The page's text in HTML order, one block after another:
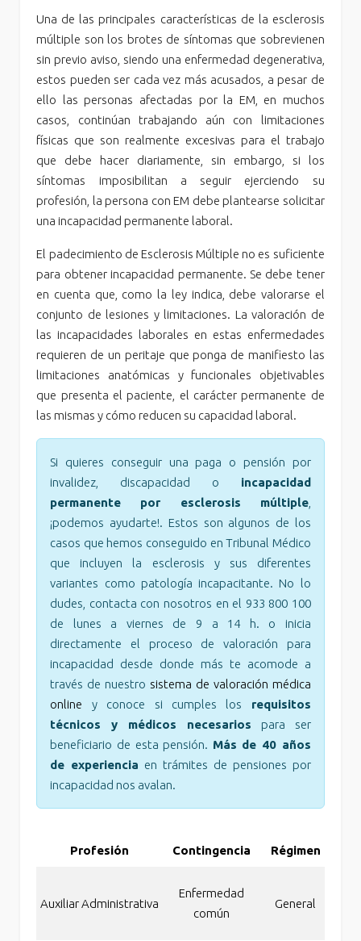
Una de las principales características de la esclerosis
múltiple son los brotes de síntomas que sobrevienen
sin previo aviso, siendo una enfermedad degenerativa,
estos pueden ser cada vez más acusados, a pesar de
ello las personas afectadas por la EM, en muchos
casos, continúan trabajando aún con limitaciones
físicas que son realmente excesivas para el trabajo
que debe hacer diariamente, sin embargo, si los
síntomas imposibilitan a seguir ejerciendo su
profesión, la persona con EM debe plantearse solicitar
una incapacidad permanente laboral.
El padecimiento de Esclerosis Múltiple no es suficiente
para obtener incapacidad permanente. Se debe tener
en cuenta que, como la ley indica, debe valorarse el
conjunto de lesiones y limitaciones. La valoración de
las incapacidades laborales en estas enfermedades
requieren de un peritaje que ponga de manifiesto las
limitaciones anatómicas y funcionales objetivables
que presenta el paciente, el carácter permanente de
las mismas y cómo reducen su capacidad laboral.
Si quieres conseguir una paga o pensión por
invalidez, discapacidad o incapacidad
permanente por esclerosis múltiple,
¡podemos ayudarte!. Estos son algunos de los
casos que hemos conseguido en Tribunal Médico
que incluyen la esclerosis y sus diferentes
variantes como patología incapacitante. No lo
dudes, contacta con nosotros en el 933 800 100
de lunes a viernes de 9 a 14 h. o inicia
directamente el proceso de valoración para
incapacidad desde donde más te acomode a
través de nuestro sistema de valoración médica
online y conoce si cumples los requisitos
técnicos y médicos necesarios para ser
beneficiario de esta pensión. Más de 40 años
de experiencia en trámites de pensiones por
incapacidad nos avalan.
Profesión Contingencia Régimen
Auxiliar Administrativa
Enfermedad
común
General